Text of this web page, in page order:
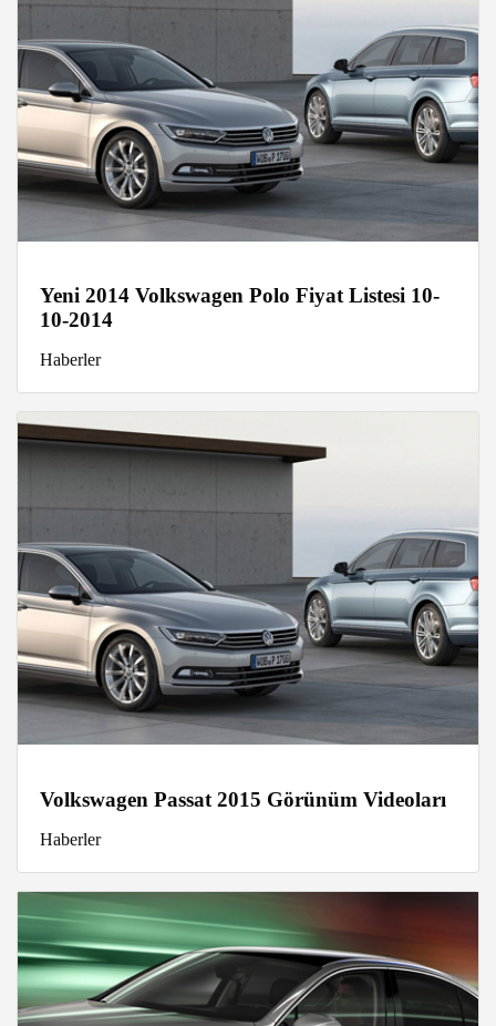
Yeni 2014 Volkswagen Polo Fiyat Listesi 10-
10-2014
Haberler
Volkswagen Passat 2015 Görünüm Videoları
Haberler